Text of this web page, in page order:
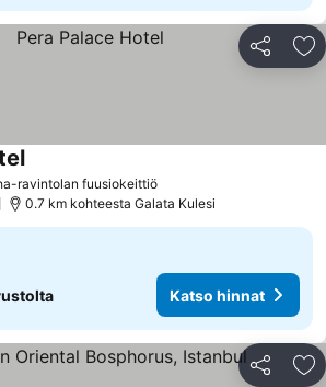
Jaa
ravintolan fuusiokeittiö
0.7 km kohteesta Galata Kulesi
Katso hinnat
Jaa